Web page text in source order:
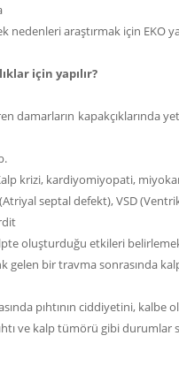
nedenleri araştırmak için EKO
için yapılır?
damarların kapakçıklarında
krizi, kardiyomiyopati,
septal defekt), VSD
oluşturduğu etkileri
gelen bir travma sonrasında
pıhtının ciddiyetini,
ve kalp tümörü gibi durumlar